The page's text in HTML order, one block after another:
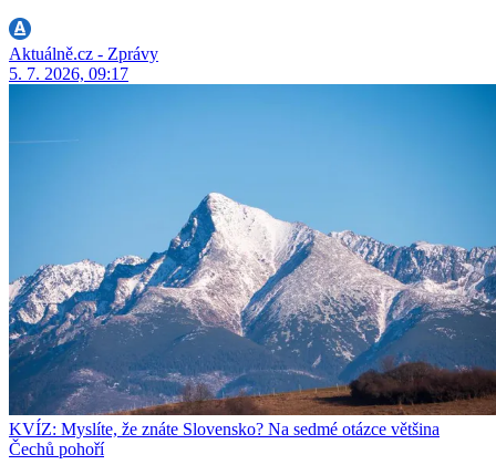
Aktuálně.cz - Zprávy
5. 7. 2026, 09:17
KVÍZ: Myslíte, že znáte Slovensko? Na sedmé otázce většina
Čechů pohoří